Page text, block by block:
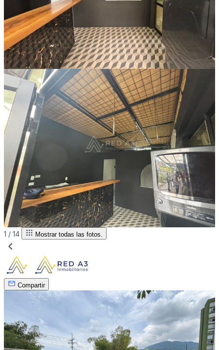
1 / 14 Mostrar todas las fotos.
Compartir